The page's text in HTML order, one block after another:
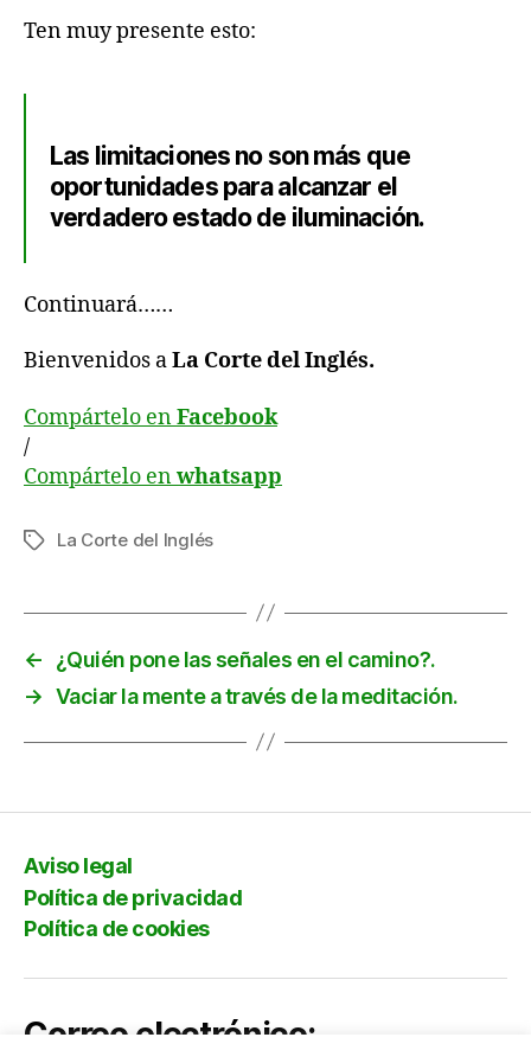
Ten muy presente esto:
Las limitaciones no son más que
oportunidades para alcanzar el
verdadero estado de iluminación.
Continuará……
Bienvenidos aLa Corte del Inglés.
Compártelo enFacebook
/
Compártelo enwhatsapp
Etiquetas
La Corte del Inglés
←
¿Quién pone las señales en el camino?.
→ Vaciar la mente a través de la meditación.
Aviso legal
Política de privacidad
Política de cookies
Correo electrónico: